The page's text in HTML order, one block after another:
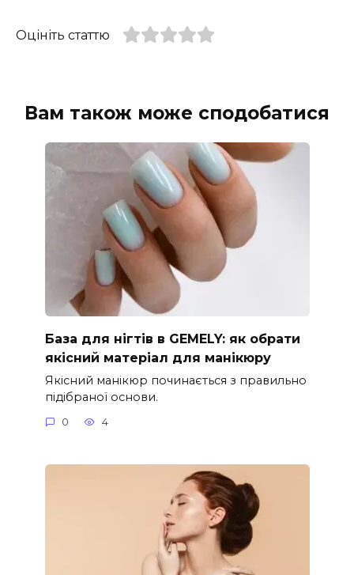
Оцініть статтю
Вам також може сподобатися
База для нігтів в GEMELY: як обрати
якісний матеріал для манікюру
Якісний манікюр починається з правильно
підібраної основи.
0 4